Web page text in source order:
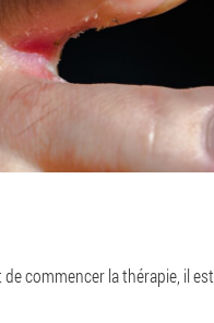
commencer la thérapie, il est